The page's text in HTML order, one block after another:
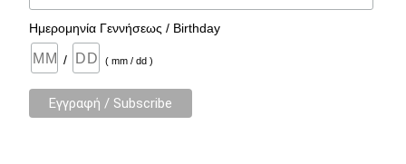
Ημερομηνία Γεννήσεως / Birthday
/ ( mm / dd )